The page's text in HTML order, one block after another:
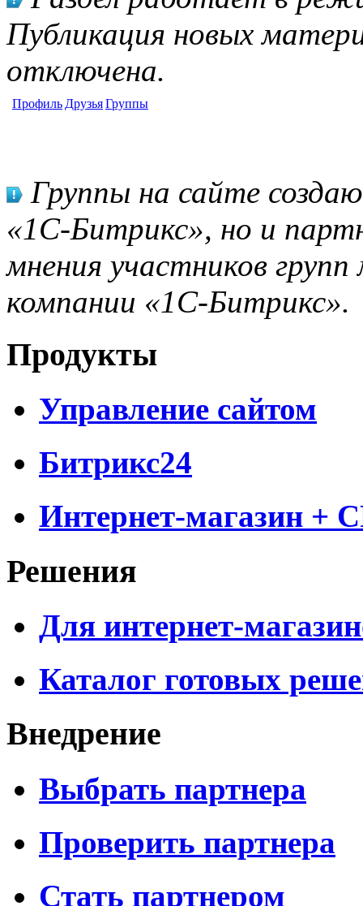
Публикация новых
отключена.
Профиль ДрузьяГруппы
Группы на сайте
«1С-Битрикс», но и
мнения участников
компании «1С-Битрикс».
Продукты
Управление сайтом
Битрикс24
Интернет-магазин +
Решения
Для интернет-
Каталог готовых
Внедрение
Выбрать партнера
Проверить партнера
Стать партнером